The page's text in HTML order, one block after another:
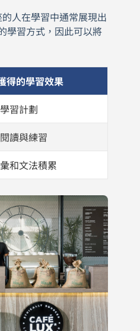
人在學習中通常展現出
學習方式，因此可以將
得的學習效果
習計劃
讀與練習
和文法積累